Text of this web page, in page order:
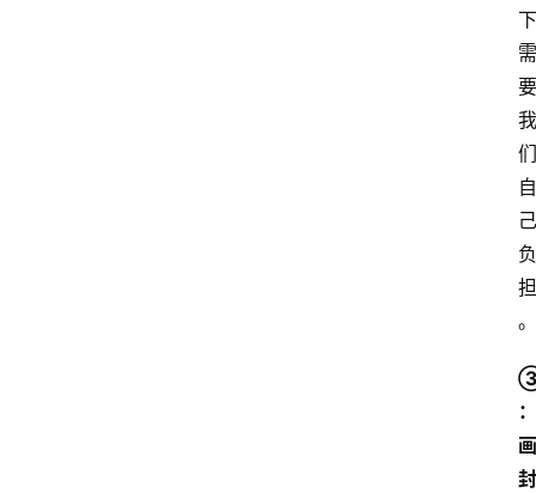
下
需
要
我
们
自
己
负
担
。
：
画
封